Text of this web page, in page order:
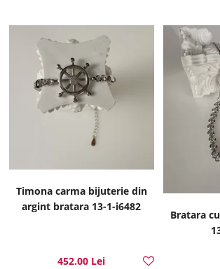
Timona carma bijuterie din
argint bratara 13-1-i6482
452.00 Lei
Bratara